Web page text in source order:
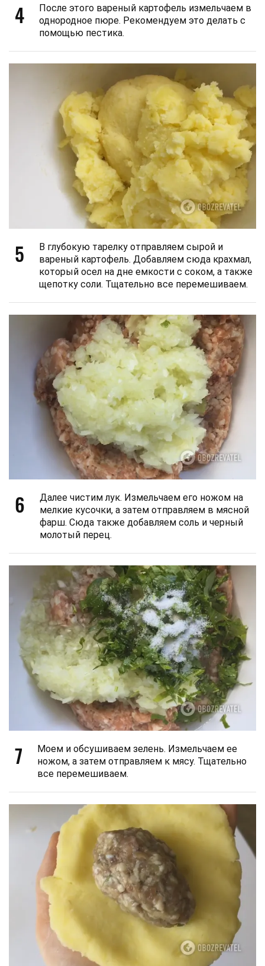
4
После этого вареный картофель измельчаем в
однородное пюре. Рекомендуем это делать с
помощью пестика.
5
В глубокую тарелку отправляем сырой и
вареный картофель. Добавляем сюда крахмал,
который осел на дне емкости с соком, а также
щепотку соли. Тщательно все перемешиваем.
6
Далее чистим лук. Измельчаем его ножом на
мелкие кусочки, а затем отправляем в мясной
фарш. Сюда также добавляем соль и черный
молотый перец.
7
Моем и обсушиваем зелень. Измельчаем ее
ножом, а затем отправляем к мясу. Тщательно
все перемешиваем.